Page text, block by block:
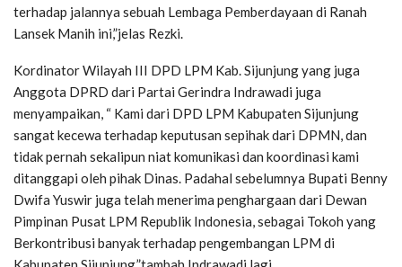
terhadap jalannya sebuah Lembaga Pemberdayaan di Ranah
Lansek Manih ini,”jelas Rezki.
Kordinator Wilayah III DPD LPM Kab. Sijunjung yang juga
Anggota DPRD dari Partai Gerindra Indrawadi juga
menyampaikan, “ Kami dari DPD LPM Kabupaten Sijunjung
sangat kecewa terhadap keputusan sepihak dari DPMN, dan
tidak pernah sekalipun niat komunikasi dan koordinasi kami
ditanggapi oleh pihak Dinas. Padahal sebelumnya Bupati Benny
Dwifa Yuswir juga telah menerima penghargaan dari Dewan
Pimpinan Pusat LPM Republik Indonesia, sebagai Tokoh yang
Berkontribusi banyak terhadap pengembangan LPM di